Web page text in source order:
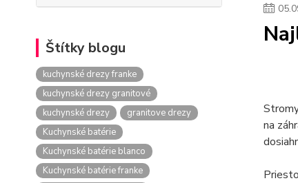
Štítky blogu
kuchynské drezy franke
kuchynské drezy granitové
kuchynské drezy
granitove drezy
Kuchynské batérie
Kuchynské batérie blanco
Kuchynské batérie franke
05.
na